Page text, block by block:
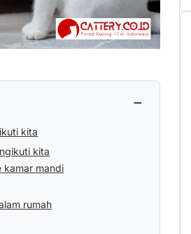
−
kita
kita
kamar mandi
rumah